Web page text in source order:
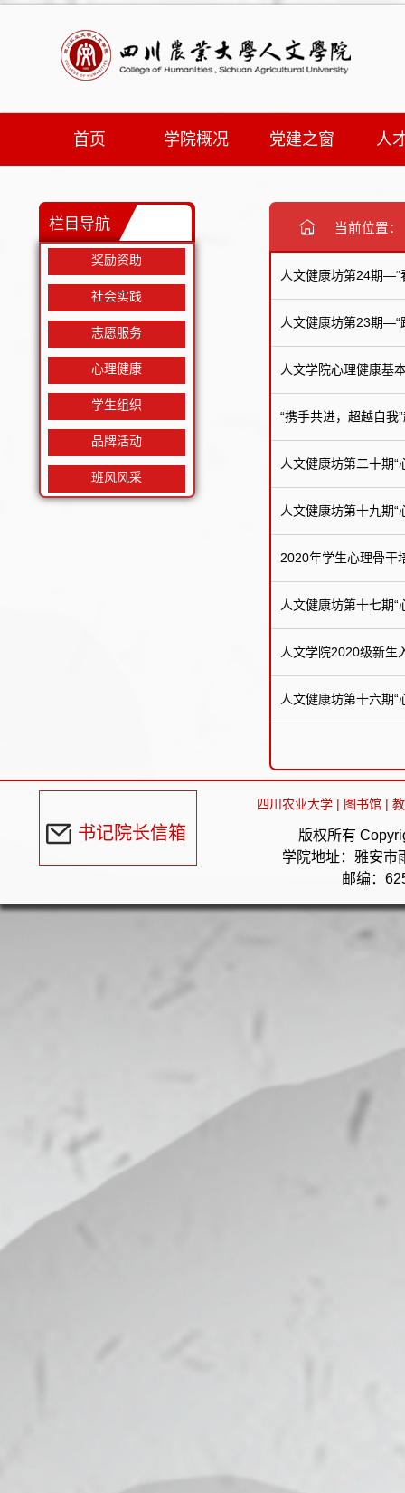
首页 学院概况 党建之窗 人
栏目导航
奖励资助
社会实践
志愿服务
心理健康
学生组织
品牌活动
班风风采
当前位置：
人文健康坊第24期—“
人文健康坊第23期—“
人文学院心理健康基
“携手共进，超越自我
人文健康坊第二十期
人文健康坊第十九期
2020年学生心理骨干
人文健康坊第十七期
人文学院2020级新生
人文健康坊第十六期
书记院长信箱
四川农业大学 | 图书馆 |
版权所有
学院地址：雅安
邮编：